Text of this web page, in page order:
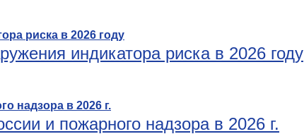
индикатора риска в 2026 году
и пожарного надзора в 2026 г.